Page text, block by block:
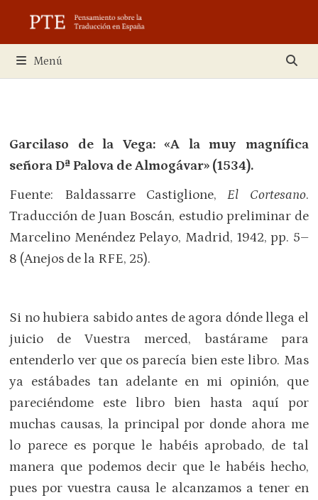
contenido
Menú
Garcilaso de la Vega:«A la muy magnífica
señora Dª Palova de Almogávar» (1534).
Fuente: Baldassarre Castiglione, El Cortesano.
Traducción de Juan Boscán, estudio preliminar de
Marcelino Menéndez Pelayo, Madrid, 1942, pp. 5–
8 (Anejos de la RFE, 25).
Si no hubiera sabido antes de agora dónde llega el
juicio de Vuestra merced, bastárame para
entenderlo ver que os parecía bien este libro. Mas
ya estábades tan adelante en mi opinión, que
pareciéndome este libro bien hasta aquí por
muchas causas, la principal por donde ahora me
lo parece es porque le habéis aprobado, de tal
manera que podemos decir que le habéis hecho,
pues por vuestra causa le alcanzamos a tener en